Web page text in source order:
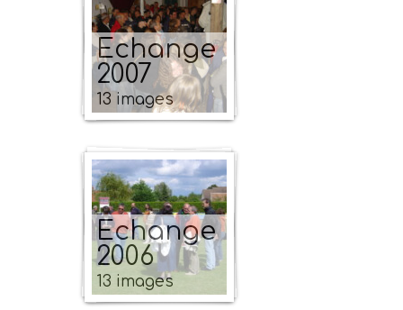
Echange
2007
13 images
Echange
2006
13 images